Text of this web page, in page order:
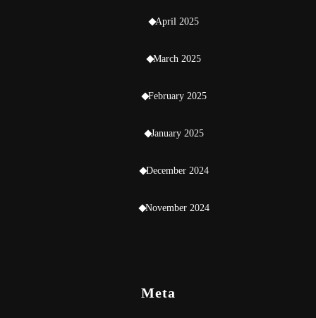
April 2025
March 2025
February 2025
January 2025
December 2024
November 2024
Meta